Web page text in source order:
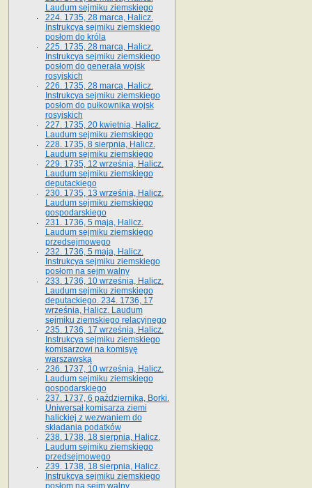
Laudum sejmiku ziemskiego
224. 1735, 28 marca, Halicz.
Instrukcya sejmiku ziemskiego
posłom do króla
225. 1735, 28 marca, Halicz.
Instrukcya sejmiku ziemskiego
posłom do generała wojsk
rosyjskich
226. 1735, 28 marca, Halicz.
Instrukcya sejmiku ziemskiego
posłom do pułkownika wojsk
rosyjskich
227. 1735, 20 kwietnia, Halicz.
Laudum sejmiku ziemskiego
228. 1735, 8 sierpnia, Halicz.
Laudum sejmiku ziemskiego
229. 1735, 12 września, Halicz.
Laudum sejmiku ziemskiego
deputackiego
230. 1735, 13 września, Halicz.
Laudum sejmiku ziemskiego
gospodarskiego
231. 1736, 5 maja, Halicz.
Laudum sejmiku ziemskiego
przedsejmowego
232. 1736, 5 maja, Halicz.
Instrukcya sejmiku ziemskiego
posłom na sejm walny
233. 1736, 10 września, Halicz.
Laudum sejmiku ziemskiego
deputackiego. 234. 1736, 17
września, Halicz. Laudum
sejmiku ziemskiego relacyjnego
235. 1736, 17 września, Halicz.
Instrukcya sejmiku ziemskiego
komisarzowi na komisyę
warszawską
236. 1737, 10 września, Halicz.
Laudum sejmiku ziemskiego
gospodarskiego
237. 1737, 6 października, Borki.
Uniwersał komisarza ziemi
halickiej z wezwaniem do
składania podatków
238. 1738, 18 sierpnia, Halicz.
Laudum sejmiku ziemskiego
przedsejmowego
239. 1738, 18 sierpnia, Halicz.
Instrukcya sejmiku ziemskiego
posłom na sejm walny